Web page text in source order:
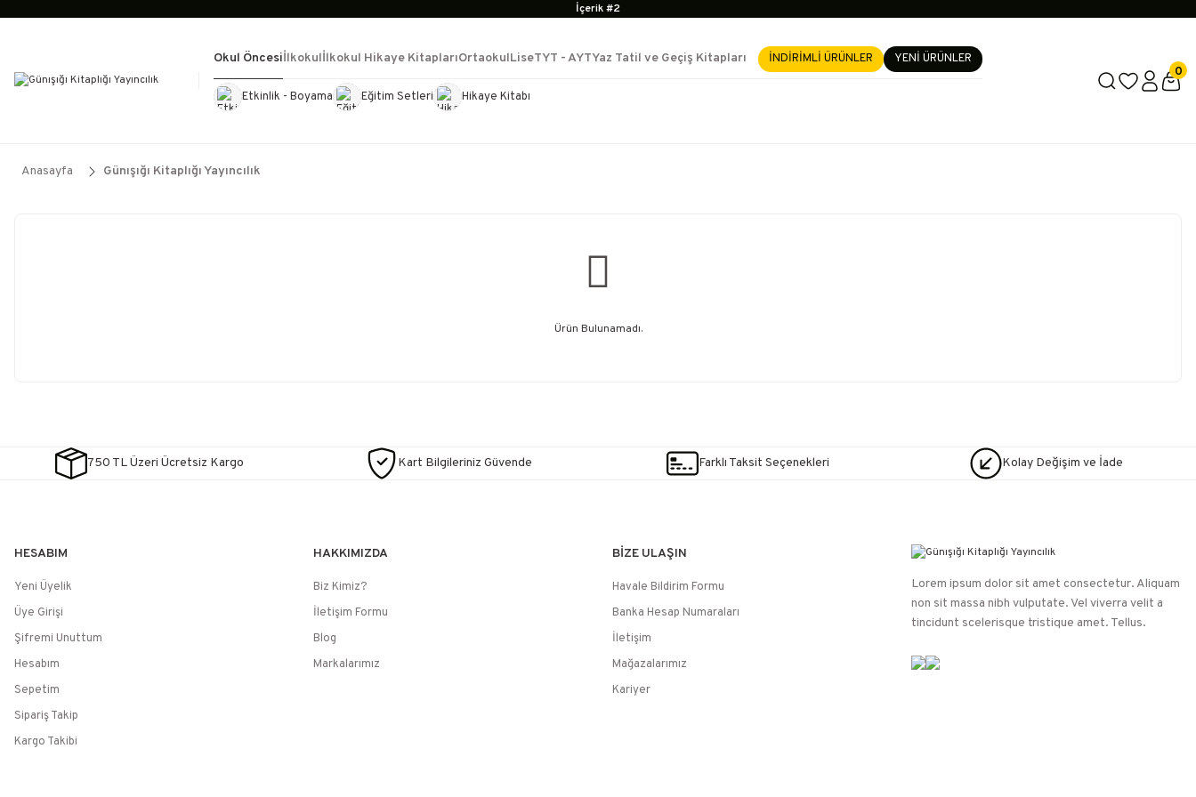
İçerik #2
2500 TL ÜZERİ KARGO BEDAVA
Okul Öncesi
Etkinlik - Boyama Eğitim Setleri Hikaye Kitabı
İlkokulİlkokul Hikaye KitaplarıOrtaokulLiseTYT - AYTYaz Tatil ve Geçiş Kitapları
Kültür KitaplarıKırtasiye Görevde Yükselme- Uzmanlık
İNDİRİMLİ ÜRÜNLER YENİ ÜRÜNLER
0
Anasayfa Günışığı Kitaplığı Yayıncılık
Ürün Bulunamadı.
750 TL Üzeri Ücretsiz Kargo Kart Bilgileriniz Güvende Farklı Taksit Seçenekleri Kolay Değişim ve İade
HESABIM
Yeni Üyelik
Üye Girişi
Şifremi Unuttum
Hesabım
Sepetim
Sipariş Takip
Kargo Takibi
HAKKIMIZDA
Biz Kimiz?
İletişim Formu
Blog
Markalarımız
BİZE ULAŞIN
Havale Bildirim Formu
Banka Hesap Numaraları
İletişim
Mağazalarımız
Kariyer
Lorem ipsum dolor sit amet consectetur. Aliquam
non sit massa nibh vulputate. Vel viverra velit a
tincidunt scelerisque tristique amet. Tellus.